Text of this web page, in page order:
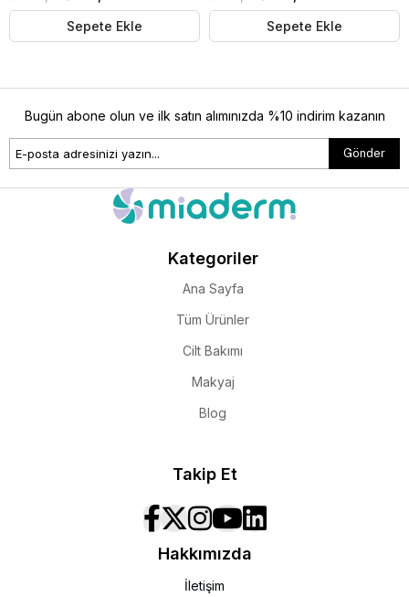
Sepete Ekle
Sepete Ekle
Bugün abone olun ve ilk satın alımınızda %10 indirim kazanın
Gönder
Kategoriler
Ana Sayfa
Tüm Ürünler
Cilt Bakımı
Makyaj
Blog
Takip Et
Hakkımızda
İletişim